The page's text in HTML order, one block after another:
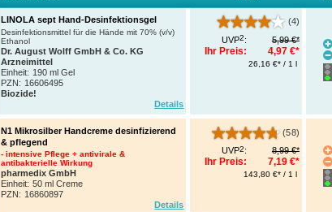
LINOLA sept Hand-Desinfektionsgel
Desinfektionsmittel für die Hände mit 70% (v/v)
Ethanol
Dr. August Wolff GmbH & Co. KG
Arzneimittel
Einheit: 190 ml Gel
PZN: 16606495
Biozide!
Details
(4)
UVP2: 5,99 €*
Ihr Preis: 4,97 €*
26,16 €* / 1 l
N1 Mikrosilber Handcreme desinfizierend
& pflegend
- intensive Pflege + antivirale &
antibakterielle Wirkung
pharmedix GmbH
Einheit: 50 ml Creme
PZN : 16860897
Details
(58)
UVP2: 8,99 €*
Ihr Preis: 7,19 €*
143,80 €* / 1 l